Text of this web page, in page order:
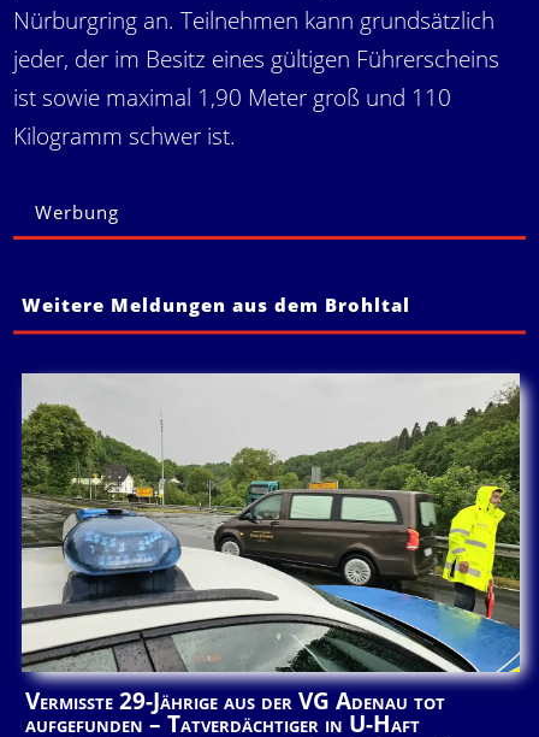
Nürburgring an. Teilnehmen kann grundsätzlich
jeder, der im Besitz eines gültigen Führerscheins
ist sowie maximal 1,90 Meter groß und 110
Kilogramm schwer ist.
Werbung
Weitere Meldungen aus dem Brohltal
Vermisste 29-Jährige aus der VG Adenau tot
aufgefunden – Tatverdächtiger in U-Haft